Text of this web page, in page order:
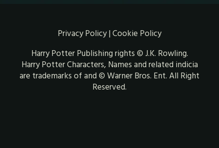
Privacy Policy| Cookie Policy
Harry Potter Publishing rights © J.K. Rowling.
Harry Potter Characters, Names and related indicia
are trademarks of and © Warner Bros. Ent. All Right
Reserved.